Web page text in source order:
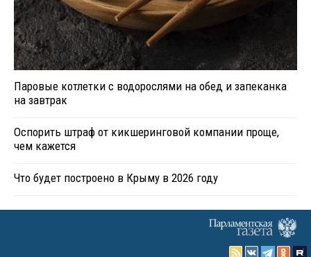
Паровые котлетки с водорослями на обед и запеканка
на завтрак
Оспорить штраф от кикшеринговой компании проще,
чем кажется
Что будет построено в Крыму в 2026 году